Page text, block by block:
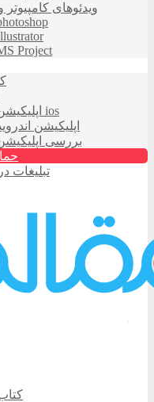
ویدئوهای
Project
اپلیکیشن ios
اپلیکیشن
بررسی
تبلیغات